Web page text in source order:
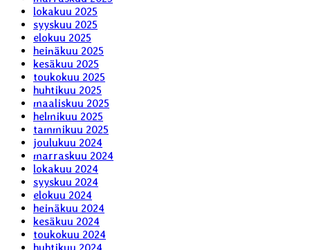
lokakuu 2025
syyskuu 2025
elokuu 2025
heinäkuu 2025
kesäkuu 2025
toukokuu 2025
huhtikuu 2025
maaliskuu 2025
helmikuu 2025
tammikuu 2025
joulukuu 2024
marraskuu 2024
lokakuu 2024
syyskuu 2024
elokuu 2024
heinäkuu 2024
kesäkuu 2024
toukokuu 2024